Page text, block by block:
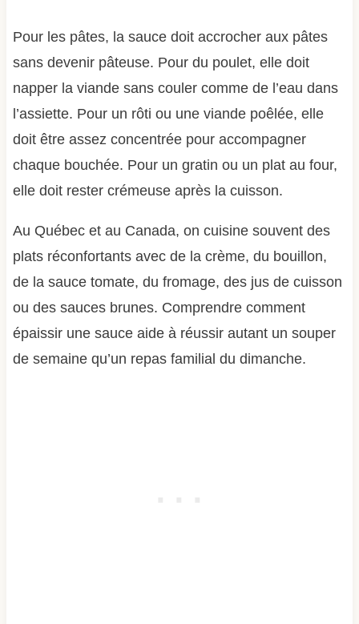
Pour les pâtes, la sauce doit accrocher aux pâtes
sans devenir pâteuse. Pour du poulet, elle doit
napper la viande sans couler comme de l’eau dans
l’assiette. Pour un rôti ou une viande poêlée, elle
doit être assez concentrée pour accompagner
chaque bouchée. Pour un gratin ou un plat au four,
elle doit rester crémeuse après la cuisson.
Au Québec et au Canada, on cuisine souvent des
plats réconfortants avec de la crème, du bouillon,
de la sauce tomate, du fromage, des jus de cuisson
ou des sauces brunes. Comprendre comment
épaissir une sauce aide à réussir autant un souper
de semaine qu’un repas familial du dimanche.